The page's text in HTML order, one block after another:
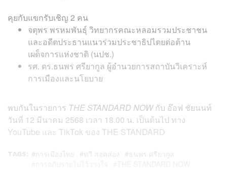
คุยกับแขกรับเชิญ 2 คน
จตุพร พรหมพันธุ์ วิทยากรคณะหลอมรวมประชาชน
และอดีตประธานแนวร่วมประชาธิปไตยต่อต้าน
เผด็จการแห่งชาติ (นปช.)
รศ. ดร.ธนพร ศรียากูล ผู้อำนวยการสถาบันวิเคราะห์
การเมืองและนโยบาย
พบกันในรายการ THE STANDARD NOWกับ อ๊อฟ ชัยนนท์
วันที่ 12 มีนาคม 2568 เวลา 18.00 น. เป็นต้นไป ทาง
YouTube และ TikTok ของ THE STANDARD
การเมืองไทย ทวี สอดส่อง
ธนพร ศรียากูล